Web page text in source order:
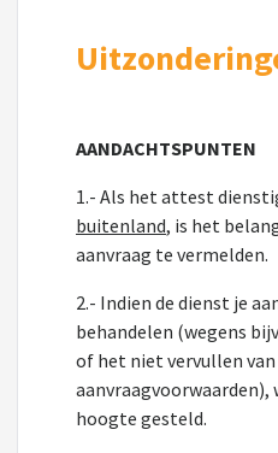
AANDACHTSPUNTEN
1.- Als het attest
buitenland, is het
aanvraag te vermelden.
2.- Indien de dienst je
behandelen (wegens
of het niet vervullen van
aanvraagvoorwaarden),
hoogte gesteld.